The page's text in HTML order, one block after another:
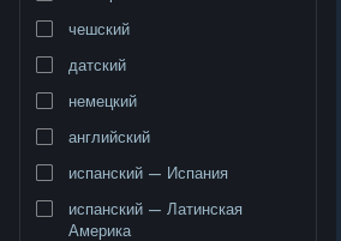
чешский
датский
немецкий
английский
испанский — Испания
испанский — Латинская
Америка